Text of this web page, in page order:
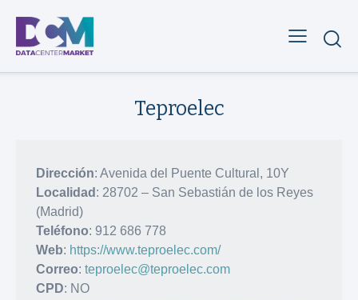
Teproelec
Dirección: Avenida del Puente Cultural, 10Y
Localidad : 28702 – San Sebastián de los Reyes
(Madrid)
Teléfono: 912 686 778
Web: https://www.teproelec.com/
Correo: teproelec@teproelec.com
CPD: NO